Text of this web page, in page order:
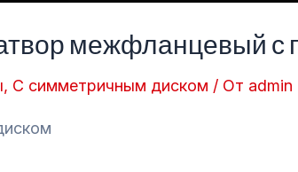
межфланцевый с
, С симметричным диском / От admin